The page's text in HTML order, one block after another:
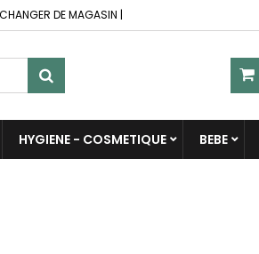
CHANGER DE MAGASIN |
HYGIENE - COSMETIQUE BEBE